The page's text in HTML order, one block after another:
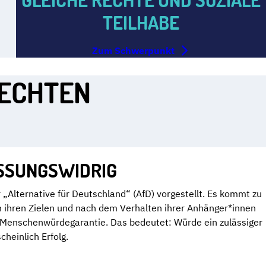
TEILHABE
Zum Schwerpunkt
für Deutschland“ (AfD) vorgestellt. Es kommt zu
Zielen und nach dem Verhalten ihrer Anhänger*innen
Das bedeutet: Würde ein zulässiger
Erfolg.